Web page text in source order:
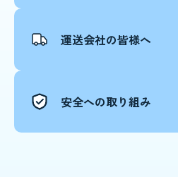
運送会社の皆様へ
安全への取り組み